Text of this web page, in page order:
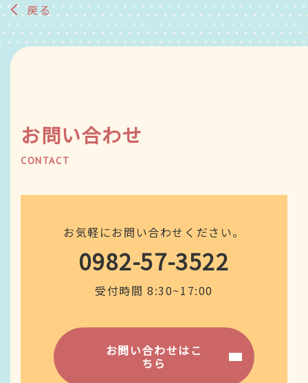
戻る
お問い合わせ
CONTACT
お気軽にお問い合わせください。
0982-57-3522
受付時間 8:30~17:00
お問い合わせはこ
ちら